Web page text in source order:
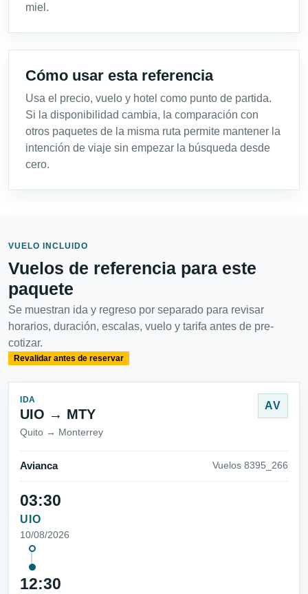
miel.
Cómo usar esta referencia
Usa el precio, vuelo y hotel como punto de partida.
Si la disponibilidad cambia, la comparación con
otros paquetes de la misma ruta permite mantener la
intención de viaje sin empezar la búsqueda desde
cero.
VUELO INCLUIDO
Vuelos de referencia para este
paquete
Se muestran ida y regreso por separado para revisar
horarios, duración, escalas, vuelo y tarifa antes de pre-
cotizar.
Revalidar antes de reservar
IDA
UIO → MTY
Quito → Monterrey
AV
Avianca Vuelos 8395_266
03:30
UIO
10/08/2026
12:30